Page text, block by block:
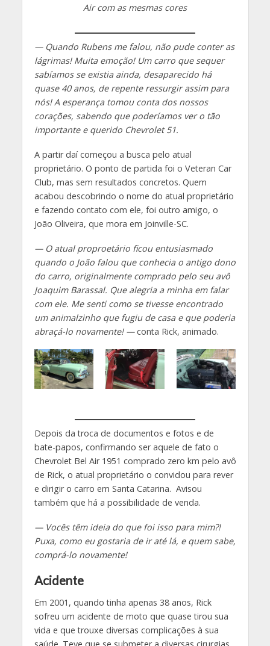
Air com as mesmas cores
— Quando Rubens me falou, não pude conter as
lágrimas! Muita emoção! Um carro que sequer
sabíamos se existia ainda, desaparecido há
quase 40 anos, de repente ressurgir assim para
nós! A esperança tomou conta dos nossos
corações, sabendo que poderíamos ver o tão
importante e querido Chevrolet 51.
A partir daí começou a busca pelo atual
proprietário. O ponto de partida foi o Veteran Car
Club, mas sem resultados concretos. Quem
acabou descobrindo o nome do atual proprietário
e fazendo contato com ele, foi outro amigo, o
João Oliveira, que mora em Joinville-SC.
— O atual proproetário ficou entusiasmado
quando o João falou que conhecia o antigo dono
do carro, originalmente comprado pelo seu avô
Joaquim Barassal. Que alegria a minha em falar
com ele. Me senti como se tivesse encontrado
um animalzinho que fugiu de casa e que poderia
abraçá-lo novamente! —conta Rick, animado.
Depois da troca de documentos e fotos e de
bate-papos, confirmando ser aquele de fato o
Chevrolet Bel Air 1951 comprado zero km pelo avô
de Rick, o atual proprietário o convidou para rever
e dirigir o carro em Santa Catarina. Avisou
também que há a possibilidade de venda.
— Vocês têm ideia do que foi isso para mim?!
Puxa, como eu gostaria de ir até lá, e quem sabe,
comprá-lo novamente!
Acidente
Em 2001, quando tinha apenas 38 anos, Rick
sofreu um acidente de moto que quase tirou sua
vida e que trouxe diversas complicações à sua